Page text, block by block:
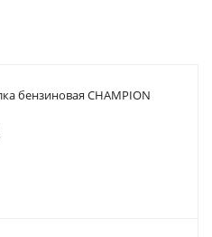
бензиновая CHAMPION